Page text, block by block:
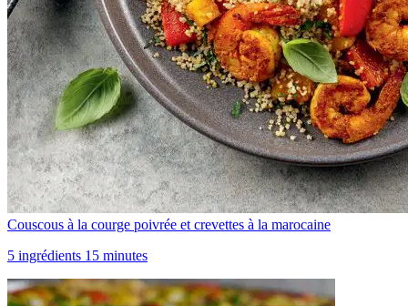
Couscous à la courge poivrée et crevettes à la marocaine
5 ingrédients 15 minutes